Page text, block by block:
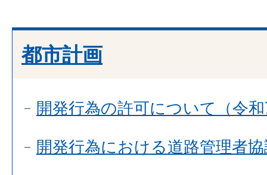
都市計画
開発行為の許可について（令
開発行為における道路管理者